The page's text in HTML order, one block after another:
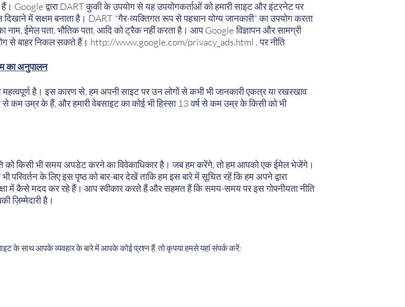
हैं। Google द्वारा DART कुकी के उपयोग से यह उपयोगकर्ताओं को हमारी साइट और इंटरनेट पर
दिखाने में सक्षम बनाता है। DART "गैर-व्यक्तिगत रूप से पहचान योग्य जानकारी" का उपयोग करता
ईमेल पता, भौतिक पता, आदि को ट्रैक नहीं करता है। आप Google विज्ञापन और सामग्री
से बाहर निकल सकते हैं। http://www.google.com/privacy_ads.html . पर नीति
का अनुपालन
महत्वपूर्ण है। इस कारण से, हम अपनी साइट पर उन लोगों से कभी भी जानकारी एकत्र या रखरखाव
से कम उम्र के हैं, और हमारी वेबसाइट का कोई भी हिस्सा 13 वर्ष से कम उम्र के किसी को भी
को किसी भी समय अपडेट करने का विवेकाधिकार है। जब हम करेंगे, तो हम आपको एक ईमेल भेजेंगे।
परिवर्तन के लिए इस पृष्ठ को बार-बार देखें ताकि हम इस बारे में सूचित रहें कि हम अपने द्वारा
में कैसे मदद कर रहे हैं। आप स्वीकार करते हैं और सहमत हैं कि समय-समय पर इस गोपनीयता नीति
ज़िम्मेदारी है।
के साथ आपके व्यवहार के बारे में आपके कोई प्रश्न हैं, तो कृपया हमसे यहां संपर्क करें: